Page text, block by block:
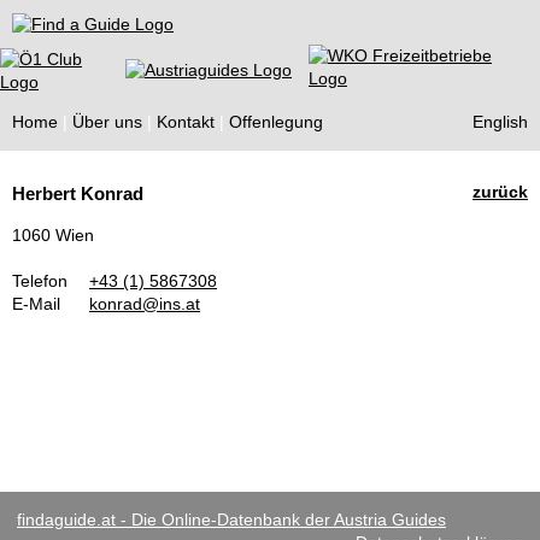
Find a Guide
Home Über uns Kontakt Offenlegung English
Guides
zurück
Herbert Konrad
1060 Wien
Telefon
+43 (1) 5867308
E-Mail
konrad@ins.at
findaguide.at - Die Online-Datenbank der Austria Guides